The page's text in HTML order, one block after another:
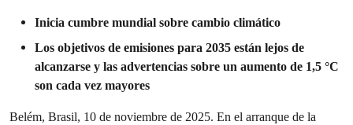
Inicia cumbre mundial sobre cambio climático
Los objetivos de emisiones para 2035 están lejos de
alcanzarse y las advertencias sobre un aumento de 1,5 °C
son cada vez mayores
Belém, Brasil, 10 de noviembre de 2025. En el arranque de la